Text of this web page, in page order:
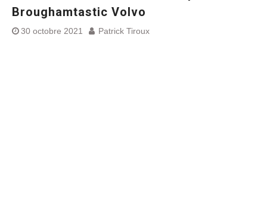
Broughamtastic Volvo
30 octobre 2021 Patrick Tiroux